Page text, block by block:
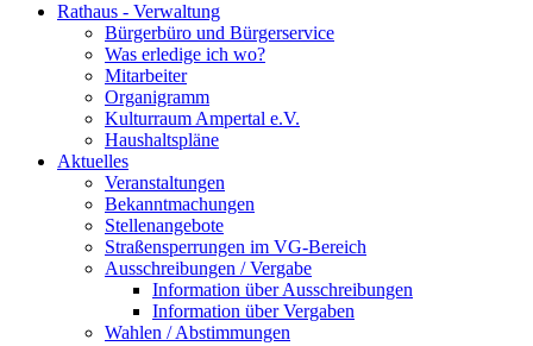
Rathaus - Verwaltung
Bürgerbüro und Bürgerservice
Was erledige ich wo?
Mitarbeiter
Organigramm
Kulturraum Ampertal e.V.
Haushaltspläne
Aktuelles
Veranstaltungen
Bekanntmachungen
Stellenangebote
Straßensperrungen im VG-Bereich
Ausschreibungen / Vergabe
Information über Ausschreibungen
Information über Vergaben
Wahlen / Abstimmungen